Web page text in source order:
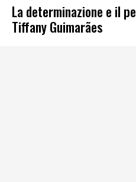
La determinazione e il
Tiffany Guimarães